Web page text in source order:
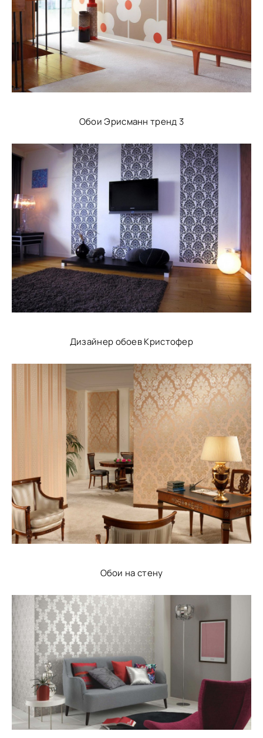
Обои Эрисманн тренд 3
Дизайнер обоев Кристофер
Обои на стену